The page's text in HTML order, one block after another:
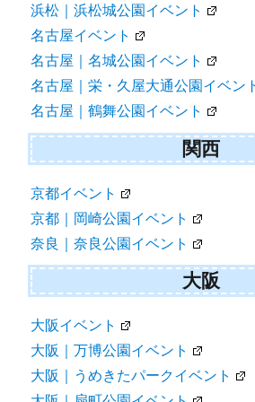
浜松｜浜松城公園イベント
名古屋イベント
名古屋｜名城公園イベント
名古屋｜栄・久屋大通公園イベン
名古屋｜鶴舞公園イベント
関西
京都イベント
京都｜岡崎公園イベント
奈良｜奈良公園イベント
大阪
大阪イベント
大阪｜万博公園イベント
大阪｜うめきたパークイベント